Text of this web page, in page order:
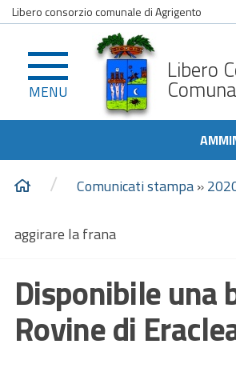
Libero consorzio comunale di Agrigento
MENU
Libero
/ Comunicati stampa»
aggirare la frana
Disponibile una
Rovine di